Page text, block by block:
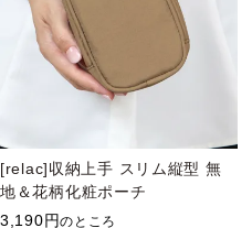
[relac]収納上手 スリム縦型 無
地＆花柄化粧ポーチ
3,190
のところ